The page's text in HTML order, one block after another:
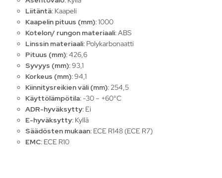
Liitäntä: Kaapeli
Kaapelin pituus (mm):1000
Kotelon/ rungon materiaali:ABS
Linssin materiaali: Polykarbonaatti
Pituus (mm):426,6
Syvyys (mm):93,1
Korkeus (mm):94,1
Kiinnitysreikien väli (mm): 254,5
Käyttölämpötila:-30 – +60°C
ADR-hyväksytty: Ei
E-hyväksytty: Kyllä
Säädösten mukaan: ECE R148 (ECE R7)
EMC: ECE R10